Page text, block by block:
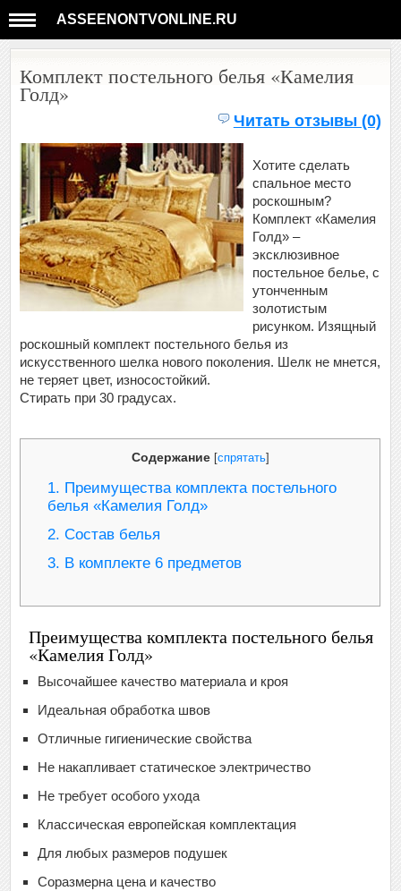
ASSEENONTVONLINE.RU
Комплект постельного белья «Камелия
Голд»
Читать отзывы (0)
Хотите сделать
спальное место
роскошным?
Комплект «Камелия
Голд» –
эксклюзивное
постельное белье, с
утонченным
золотистым
рисунком. Изящный
роскошный комплект постельного белья из
искусственного шелка нового поколения. Шелк не мнется,
не теряет цвет, износостойкий.
Стирать при 30 градусах.
Содержание [спрятать]
1. Преимущества комплекта постельного
белья «Камелия Голд»
2. Состав белья
3. В комплекте 6 предметов
Преимущества комплекта постельного белья
«Камелия Голд»
Высочайшее качество материала и кроя
Идеальная обработка швов
Отличные гигиенические свойства
Не накапливает статическое электричество
Не требует особого ухода
Классическая европейская комплектация
Для любых размеров подушек
Соразмерна цена и качество